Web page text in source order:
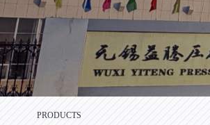
PRODUCTS